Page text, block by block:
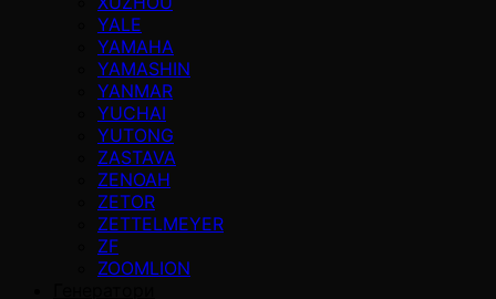
YALE
YAMAHA
YAMASHIN
YANMAR
YUCHAI
YUTONG
ZASTAVA
ZENOAH
ZETOR
ZETTELMEYER
ZF
ZOOMLION